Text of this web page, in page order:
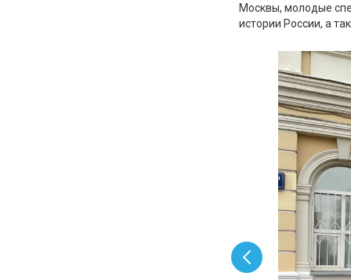
Москвы, молодые
истории России, а